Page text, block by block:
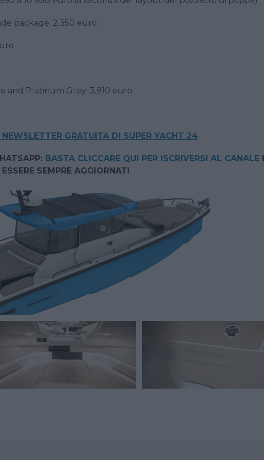
package: 2.350 euro
and Platinum Grey: 3.910 euro
GRATUITA DI SUPER YACHT 24
BASTA CLICCARE QUI PER ISCRIVERSI AL CANALE
ESSERE SEMPRE AGGIORNATI